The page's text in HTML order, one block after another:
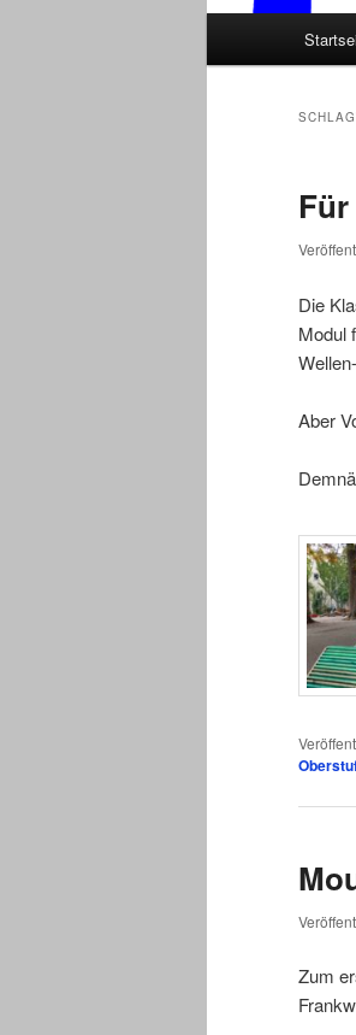
Die
Modul
Aber
Zum